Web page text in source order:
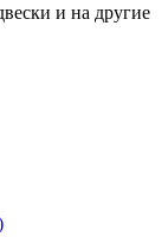
и на другие